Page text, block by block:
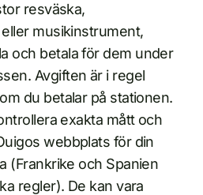
resväska,
musikinstrument,
och betala för dem under
Avgiften är i regel
du betalar på stationen.
exakta mått och
webbplats för din
(Frankrike och Spanien
regler). De kan vara